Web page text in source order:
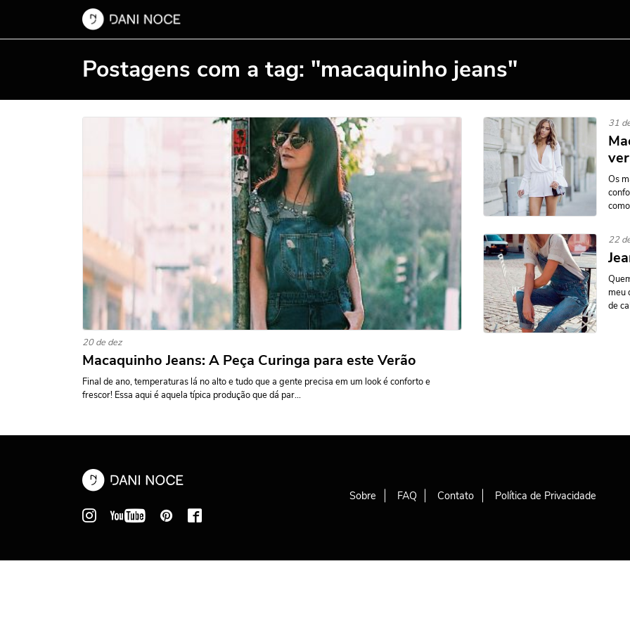
Postagens com a tag: "macaquinho jeans"
20 de dez
Macaquinho Jeans: A Peça Curinga para este Verão
Final de ano, temperaturas lá no alto e tudo que a gente precisa em um look é conforto e
frescor! Essa aqui é aquela típica produção que dá par...
31
Os
22
meu
de
Sobre FAQ Contato Política de Privacidade